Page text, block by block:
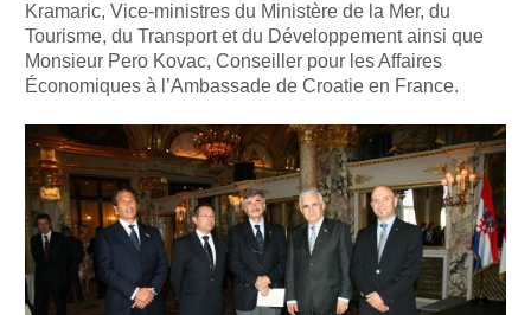
Kramaric, Vice-ministres du Ministère de la Mer, du
Tourisme, du Transport et du Développement ainsi que
Monsieur Pero Kovac, Conseiller pour les Affaires
Économiques à l’Ambassade de Croatie en France.